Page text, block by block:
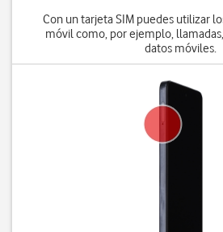
Con un tarjeta SIM puedes utilizar
móvil como, por ejemplo,
datos móviles.